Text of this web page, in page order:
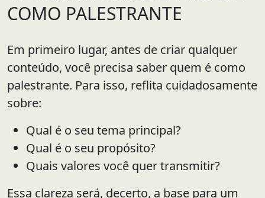
COMO PALESTRANTE
Em primeiro lugar, antes de criar qualquer
conteúdo, você precisa saber quem é como
palestrante. Para isso, reflita cuidadosamente
sobre:
Qual é o seu tema principal?
Qual é o seu propósito?
Quais valores você quer transmitir?
Essa clareza será, decerto, a base para um